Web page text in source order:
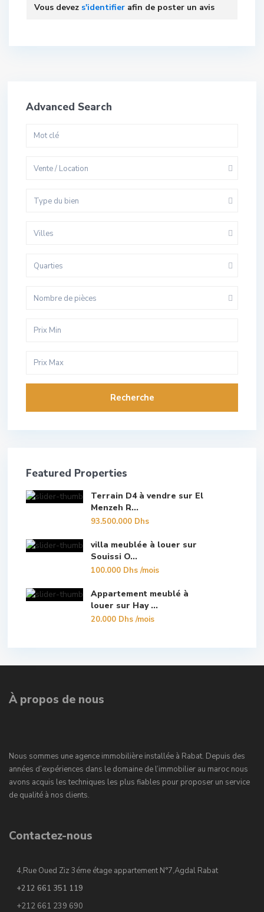
Vous devez s'identifier afin de poster un avis
Advanced Search
Vente / Location
Type du bien
Villes
Quarties
Nombre de pièces
Recherche
Featured Properties
Terrain D4 à vendre sur El
Menzeh R...
93.500.000 Dhs
villa meublée à louer sur
Souissi O...
100.000 Dhs/mois
Appartement meublé à
louer sur Hay ...
20.000 Dhs/mois
À propos de nous
Nous sommes une agence immobilière installée à Rabat. Depuis des
années d’expériences dans le domaine de l’immobilier au maroc nous
avons acquis les techniques les plus fiables pour proposer un service
de qualité à nos clients.
Contactez-nous
4,Rue Oued Ziz 3éme étage appartement N°7,Agdal Rabat
+212 661 351 119
+212 661 239 690